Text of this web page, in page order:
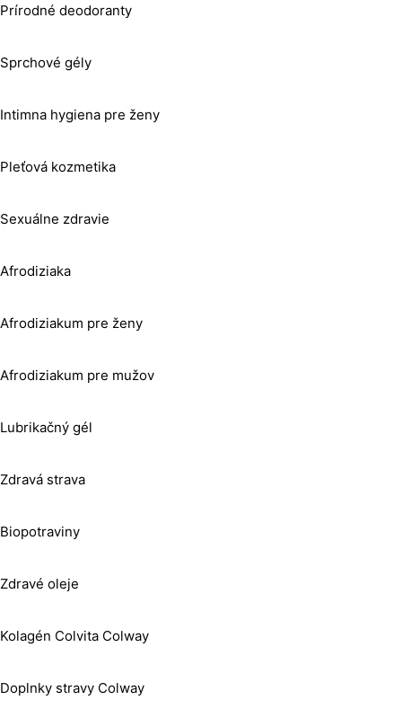
Prírodné deodoranty
Sprchové gély
Intimna hygiena pre ženy
Pleťová kozmetika
Sexuálne zdravie
Afrodiziaka
Afrodiziakum pre ženy
Afrodiziakum pre mužov
Lubrikačný gél
Zdravá strava
Biopotraviny
Zdravé oleje
Kolagén Colvita Colway
Doplnky stravy Colway